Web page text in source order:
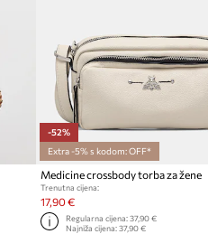
-52%
Extra -5% s kodom: OFF*
Medicine crossbody torba za žene
Trenutna cijena:
17,90 €
Regularna cijena:37,90 €
Najniža cijena:37,90 €